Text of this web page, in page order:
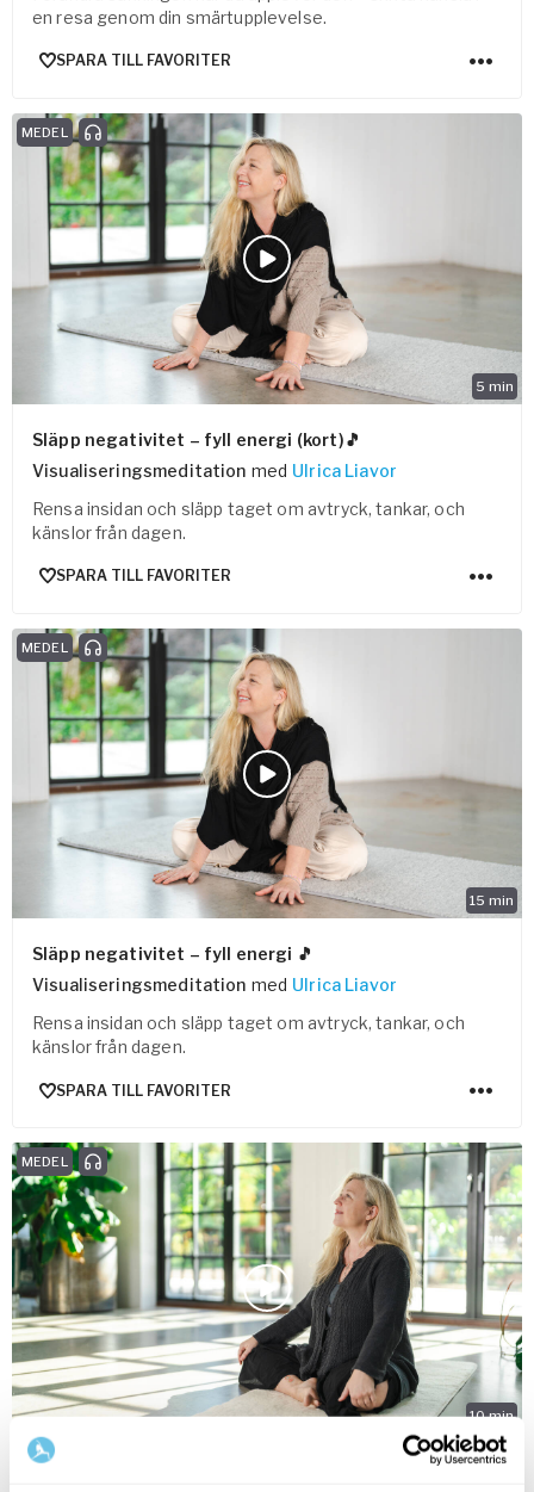
en resa genom din smärtupplevelse.
SPARA TILL FAVORITER
5 min
MEDEL
Släpp negativitet – fyll energi (kort)🎵
Visualiseringsmeditation med Ulrica Liavor
Rensa insidan och släpp taget om avtryck, tankar, och
känslor från dagen.
SPARA TILL FAVORITER
15 min
MEDEL
Släpp negativitet – fyll energi 🎵
Visualiseringsmeditation med Ulrica Liavor
Rensa insidan och släpp taget om avtryck, tankar, och
känslor från dagen.
SPARA TILL FAVORITER
10min
MEDEL
Flyt som maneter – meditation 🎵